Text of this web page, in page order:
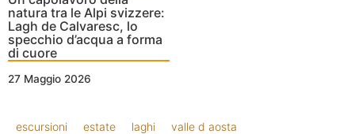
natura tra le Alpi svizzere:
Lagh de Calvaresc, lo
specchio d’acqua a forma
di cuore
27 Maggio 2026
escursioni estate laghi valle d aosta